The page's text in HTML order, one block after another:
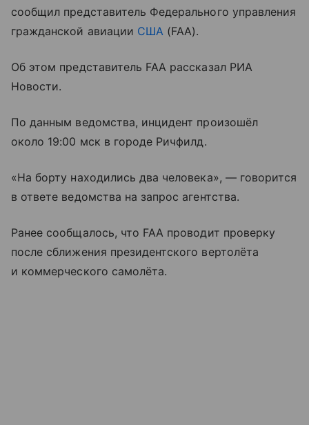
сообщил представитель Федерального управления
гражданской авиации США (FAA).
Об этом представитель FAA рассказал РИА
Новости.
По данным ведомства, инцидент произошёл
около 19:00 мск в городе Ричфилд.
«На борту находились два человека», — говорится
в ответе ведомства на запрос агентства.
Ранее сообщалось, что FAA проводит проверку
после сближения президентского вертолёта
и коммерческого самолёта.